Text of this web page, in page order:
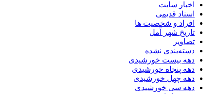
اخبار سایت
اسناد قدیمی
افراد و شخصیت ها
تاریخ شهر آمل
تصاویر
دسته‌بندی نشده
دهه بیست خورشیدی
دهه پنجاه خورشیدی
دهه چهل خورشیدی
دهه سی خورشیدی